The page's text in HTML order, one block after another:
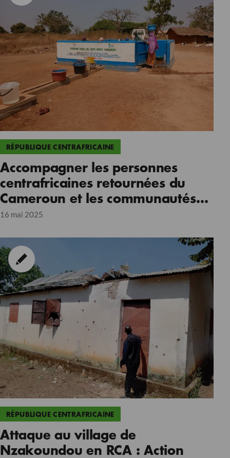
RÉPUBLIQUE CENTRAFRICAINE
Accompagner les personnes
centrafricaines retournées du
Cameroun et les communautés
hôtes
16 mai 2025
RÉPUBLIQUE CENTRAFRICAINE
Attaque au village de
Nzakoundou en RCA : Action